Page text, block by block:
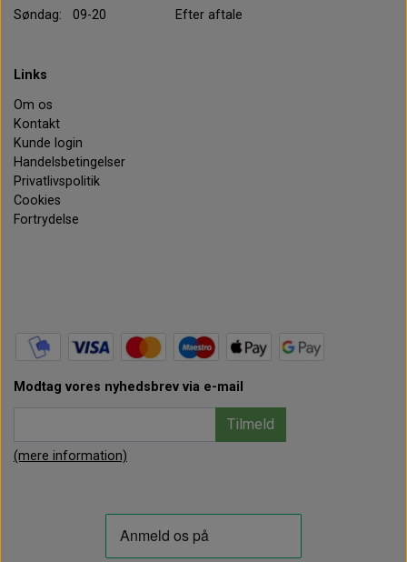
Søndag: 09-20 Efter aftale
Links
Om os
Kontakt
Kunde login
Handelsbetingelser
Privatlivspolitik
Cookies
Fortrydelse
Modtag vores nyhedsbrev via e-mail
Tilmeld
(mere information)